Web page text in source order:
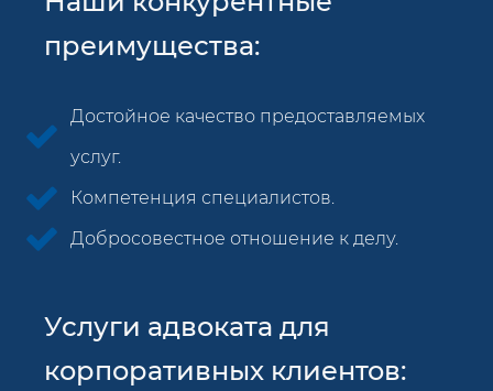
преимущества:
Достойное качество предоставляемых
услуг.
Компетенция специалистов.
Добросовестное отношение к делу.
Услуги адвоката для
корпоративных клиентов: